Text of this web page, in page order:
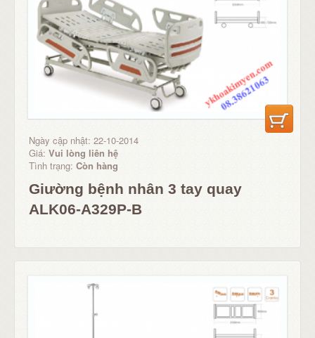
Ngày cập nhật: 22-10-2014
Giá: Vui lòng liên hệ
Tình trạng: Còn hàng
Giường bệnh nhân 3 tay quay
ALK06-A329P-B